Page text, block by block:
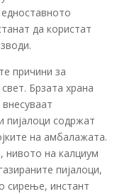
да користат
причини за
Брзата храна
пијалоци содржат
на амбалажата.
нивото на калциум
пијалоци,
сирење, инстант